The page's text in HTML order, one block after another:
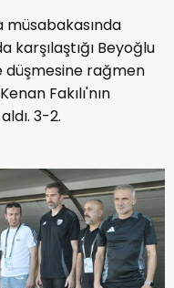
müsabakasında
karşılaştığı Beyoğlu
düşmesine rağmen
Fakılı'nın
3-2.